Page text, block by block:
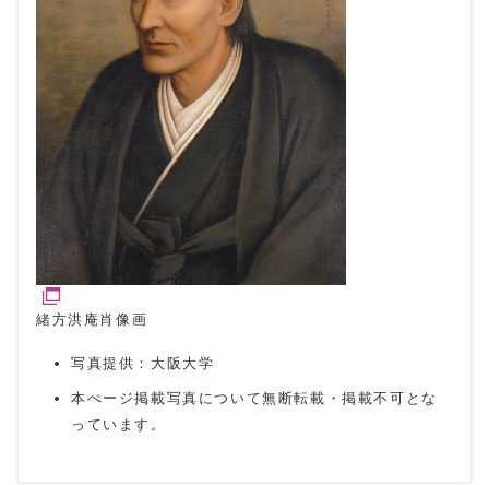
緒方洪庵肖像画
写真提供：大阪大学
本ぺージ掲載写真について無断転載・掲載不可とな
っています。